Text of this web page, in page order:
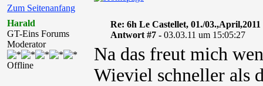
Zum Seitenanfang
Harald
GT-Eins Forums
Moderator
Offline
Re: 6h Le Castellet, 01./03.,April,2011
Antwort #7 - 03.03.11 um 15:05:27
Na das freut mich
Wieviel schneller als